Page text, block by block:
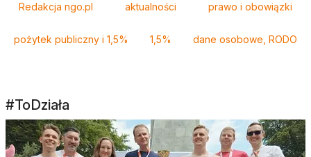
Redakcja ngo.pl aktualności prawo i obowiązki
pożytek publiczny i 1,5% 1,5% dane osobowe, RODO
#ToDziała